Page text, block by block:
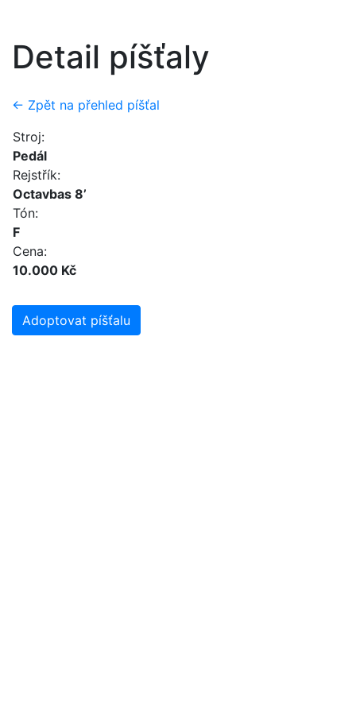
Detail píšťaly
← Zpět na přehled píšťal
Stroj:
Pedál
Rejstřík:
Octavbas 8’
Tón:
F
Cena:
10.000 Kč
Adoptovat píšťalu